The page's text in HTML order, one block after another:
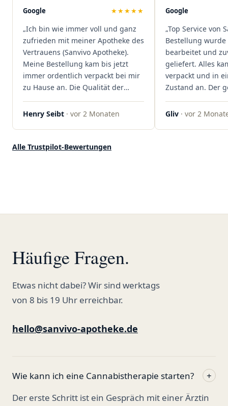
Mal viel Zeit spart. Man merkt,
Kundenzufriedenheit an erster
Stelle stehen. Vielen Dank an das
Team von Sanvivo – ich bin
rundum begeistert!"
Google ★★★★★
„Ich bin wie immer voll und ganz
zufrieden mit meiner Apotheke des
Vertrauens (Sanvivo Apotheke).
Meine Bestellung kam bis jetzt
immer ordentlich verpackt bei mir
zu Hause an. Die Qualität der
Blüten ist auch immer auf einem
hohen Niveau, die Auswahl ist
ordentlich gelagert, ich hatte nur
Henry Seibt · vor 2 Monaten
Google
„Top Service von
Bestellung wurde
bearbeitet und
geliefert. Alles
verpackt und in
Zustand an. Der
war
professionell.
Gliv · vor 2
Alle Trustpilot-Bewertungen
Häufige Fragen.
Etwas nicht dabei? Wir sind werktags
von 8 bis 19 Uhr erreichbar.
hello@sanvivo-apotheke.de
Wie kann ich eine Cannabistherapie starten?
+
Der erste Schritt ist ein Gespräch mit einer Ärztin